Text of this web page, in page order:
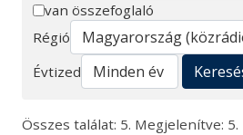
Keresés
van összefoglaló
Régió
Évtized
Összes találat: 5. Megjelenítve: 5.